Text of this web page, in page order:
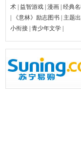
术 益智游戏 漫画 经典
《意林》励志图书 主题
小衔接 青少年文学